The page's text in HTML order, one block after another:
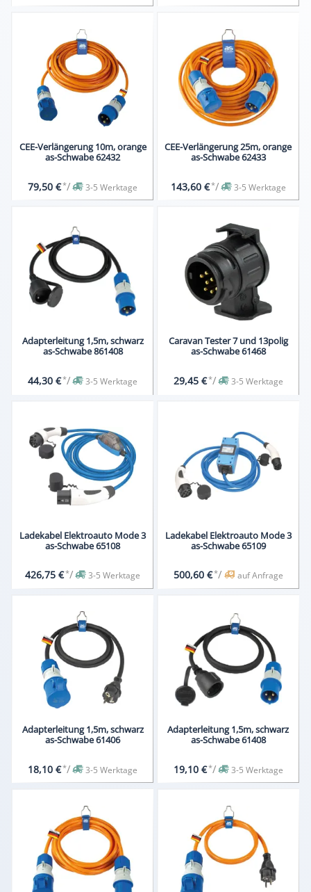
CEE-Verlängerung 10m, orange
as-Schwabe 62432
79,50 €*/ 3-5 Werktage
CEE-Verlängerung 25m, orange
as-Schwabe 62433
143,60 €*/ 3-5 Werktage
Adapterleitung 1,5m, schwarz
as-Schwabe 861408
44,30 €*/ 3-5 Werktage
Caravan Tester 7 und 13polig
as-Schwabe 61468
29,45 €*/ 3-5 Werktage
Ladekabel Elektroauto Mode 3
as-Schwabe 65108
426,75 €*/ 3-5 Werktage
Ladekabel Elektroauto Mode 3
as-Schwabe 65109
500,60 €*/ auf Anfrage
Adapterleitung 1,5m, schwarz
as-Schwabe 61406
18,10 €*/ 3-5 Werktage
Adapterleitung 1,5m, schwarz
as-Schwabe 61408
19,10 €*/ 3-5 Werktage